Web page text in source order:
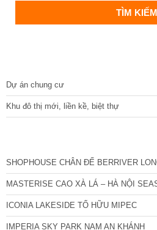
Dự án chung cư
Khu đô thị mới, liền kề, biệt thự
SHOPHOUSE CHÂN ĐẾ BERRIVER
MASTERISE CAO XÀ LÁ – HÀ NỘI
ICONIA LAKESIDE TỐ HỮU MIPEC
IMPERIA SKY PARK NAM AN KHÁNH